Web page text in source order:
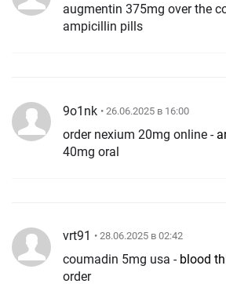
augmentin 375mg over the
ampicillin pills
9o1nk • 26.06.2025 в 16:00
order nexium 20mg online -
40mg oral
vrt91 • 28.06.2025 в 02:42
coumadin 5mg usa - blood
order